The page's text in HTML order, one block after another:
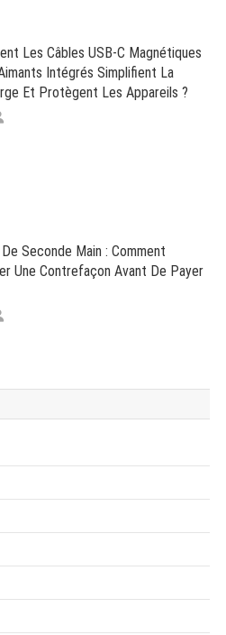
Les Câbles USB-C Magnétiques
Intégrés Simplifient La
Et Protègent Les Appareils ?
Seconde Main : Comment
Une Contrefaçon Avant De Payer